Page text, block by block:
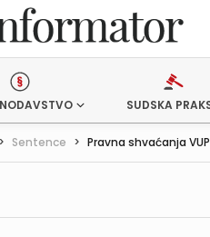
SUDSKA
> Sentence > Pravna shvaćanja